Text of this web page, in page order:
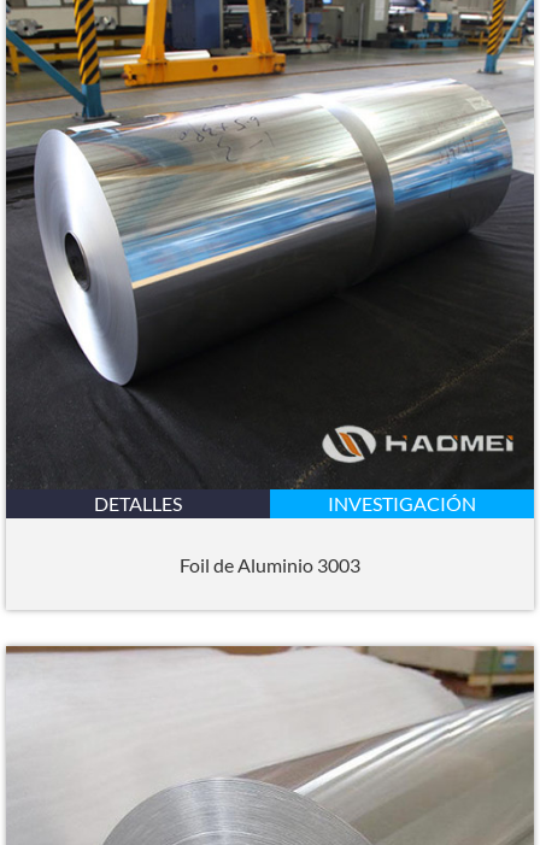
DETALLES INVESTIGACIÓN
Foil de Aluminio 3003